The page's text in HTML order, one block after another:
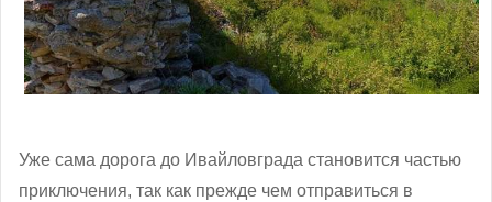
Уже сама дорога до Ивайловграда становится частью
приключения, так как прежде чем отправиться в